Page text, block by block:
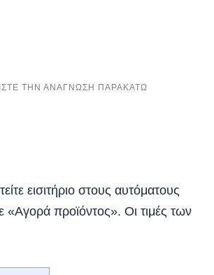
εισιτήριο στους αυτόματους
«Αγορά προϊόντος». Οι τιμές των